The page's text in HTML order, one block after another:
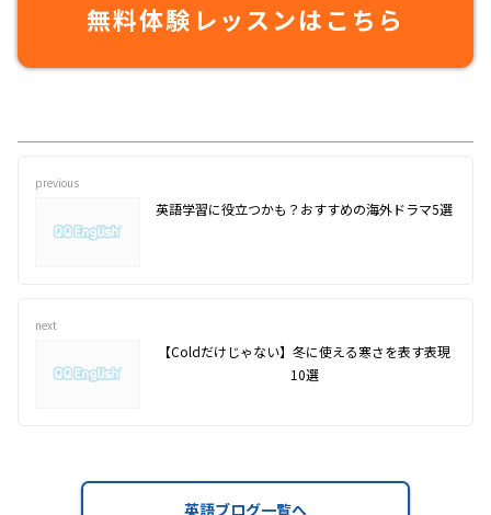
無料体験レッスンはこちら
previous
英語学習に役立つかも？おすすめの海外ドラマ5選
next
【Coldだけじゃない】冬に使える寒さを表す表現
10選
英語ブログ一覧へ